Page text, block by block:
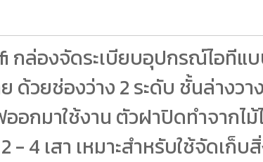
กล่องจัดระเบียบอุปกรณ์ไอทีแ
วยช่องว่าง 2 ระดับ ชั้นล่างว
กมาใช้งาน ตัวฝาปิดทำจากไ
4 เสา เหมาะสำหรับใช้จัดเก็บ